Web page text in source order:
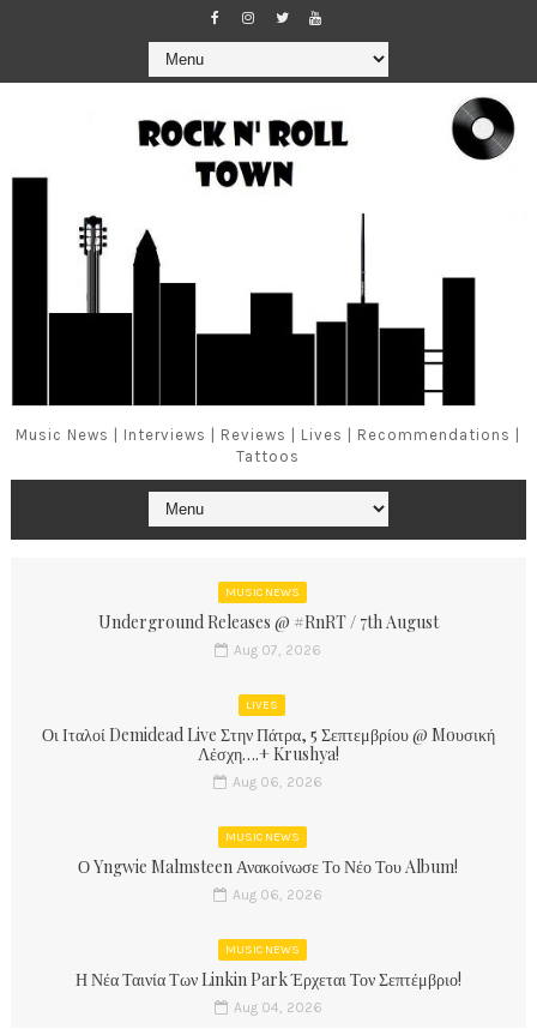
Music News | Interviews | Reviews | Lives | Recommendations |
Tattoos
MUSIC NEWS
Underground Releases @ #RnRT / 7th August
Aug 07, 2026
LIVES
Οι Ιταλοί Demidead Live Στην Πάτρα, 5 Σεπτεμβρίου @ Moυσική
Λέσχη….+ Krushya!
Aug 06, 2026
MUSIC NEWS
Ο Yngwie Malmsteen Ανακοίνωσε Το Νέο Του Album!
Aug 06, 2026
MUSIC NEWS
Η Νέα Ταινία Των Linkin Park Έρχεται Τον Σεπτέμβριο!
Aug 04, 2026